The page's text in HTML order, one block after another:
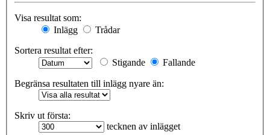
Visa resultat som:
Inlägg
Trådar
Sortera resultat efter:
Stigande
Fallande
Begränsa resultaten till inlägg nyare än:
Skriv ut första:
tecknen av inlägget